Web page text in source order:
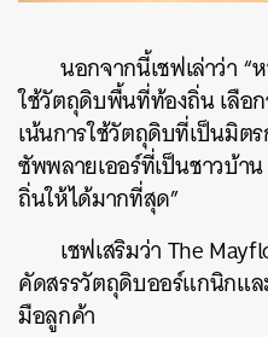
นอกจากนี้เชฟเล่าว่า
ใช้วัตถุดิบพื้นที่ท้องถิ่น เลือ
เน้นการใช้วัตถุดิบที่เป็นมิต
ซัพพลายเออร์ที่เป็นชาวบ้า
ถิ่นให้ได้มากที่สุด”
เชฟเสริมว่า The
คัดสรรวัตถุดิบออร์แกนิกแ
มือลูกค้า